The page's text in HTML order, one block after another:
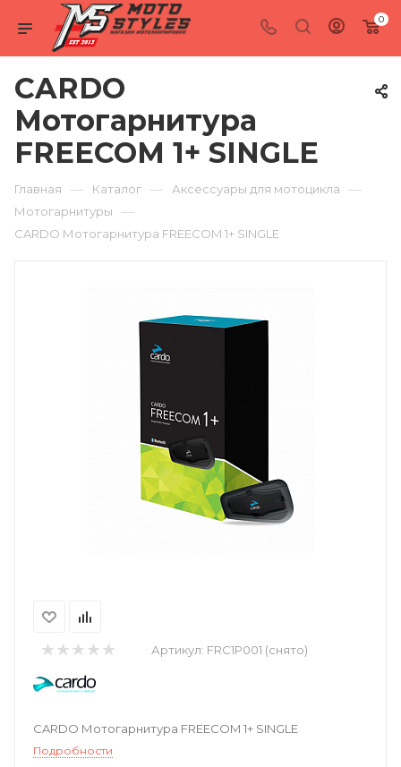
0
CARDO
Мотогарнитура
FREECOM 1+ SINGLE
Главная — Каталог — Аксессуары для мотоцикла —
Мотогарнитуры —
CARDO Мотогарнитура FREECOM 1+ SINGLE
Артикул: FRC1P001 (снято)
CARDO Мотогарнитура FREECOM 1+ SINGLE
Подробности